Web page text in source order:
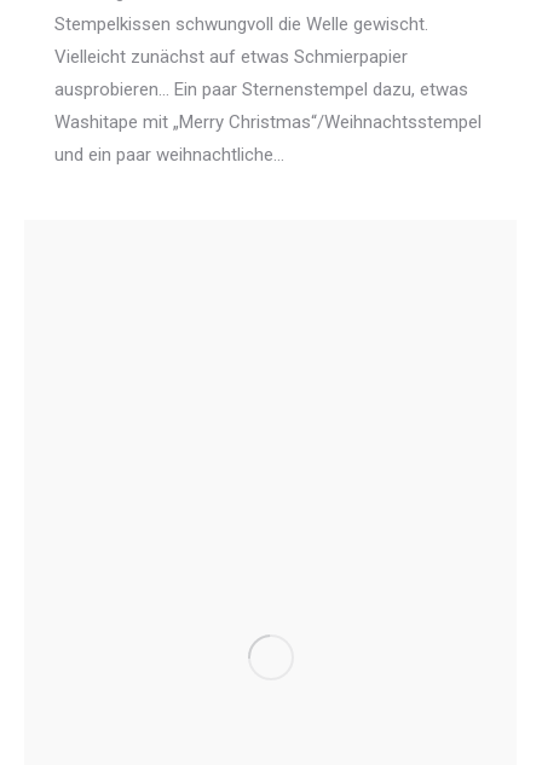
Stempelkissen schwungvoll die Welle gewischt.
Vielleicht zunächst auf etwas Schmierpapier
ausprobieren… Ein paar Sternenstempel dazu, etwas
Washitape mit „Merry Christmas“/Weihnachtsstempel
und ein paar weihnachtliche…